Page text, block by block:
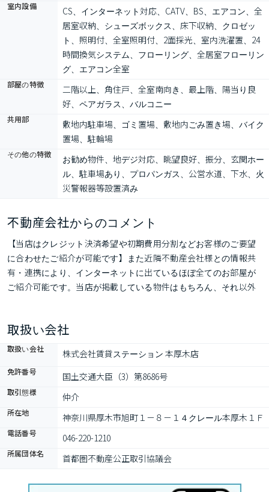
室内設備
CS、インターネット対応、CATV、BS、エアコン、全
居室収納、シューズボックス、床下収納、クロゼッ
ト、照明付、全室照明付、2面採光、室内洗濯置、24
時間換気システム、フローリング、全居室フローリン
グ、エアコン全室
部屋の特徴
二階以上、角住戸、全室南向き、最上階、陽当り良
好、ペアガラス、バルコニー
共用部
敷地内駐車場、ゴミ置場、敷地内ごみ置き場、バイク
置場、駐輪場
その他の特徴
お勧め物件、地デジ対応、眺望良好、振分、玄関ホー
ル、駐車場あり、プロパンガス、公営水道、下水、火
災警報器等設置済み
不動産会社からのコメント
【当店はクレジット決済希望や初期費用分割などお客様のご要望
に合わせたご紹介が可能です】また近隣不動産会社様との情報共
有・連携により、インターネットに出ているほぼ全てのお部屋が
ご紹介可能です。当店が掲載している物件はもちろん、それ以外
ョン～までお問い合わせください。
取扱い会社
取扱い会社 株式会社賃貸ステーション 本厚木店
免許番号 国土交通大臣（3）第8686号
取引態様 仲介
所在地 神奈川県厚木市旭町１－８－１４クレール本厚木１Ｆ
電話番号 046-220-1210
所属団体名 首都圏不動産公正取引協議会